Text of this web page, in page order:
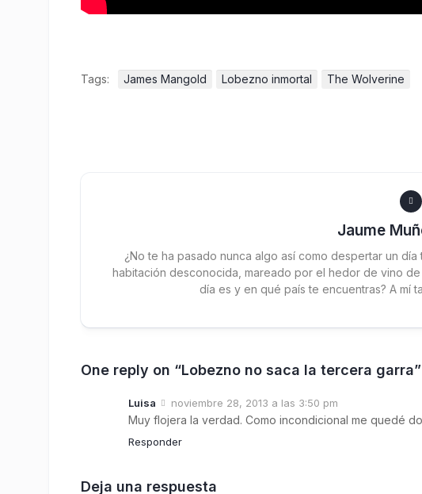
Tags: James Mangold Lobezno inmortal The Wolverine
Jaume
¿No te ha pasado nunca algo así como despertar un
habitación desconocida, mareado por el hedor de vino
día es y en qué país te encuentras? A mí
One reply on “Lobezno no saca la tercera garra”
Luisa noviembre 28, 2013 a las 3:50 pm
Muy flojera la verdad. Como incondicional me quedé
Responder
Deja una respuesta